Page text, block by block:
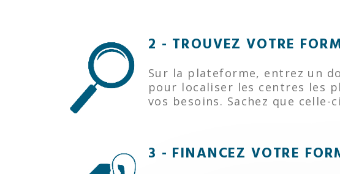
2 - TROUVEZ VOTRE
Sur la plateforme, entrez un
pour localiser les centres les
vos besoins. Sachez que
3 - FINANCEZ VOTRE